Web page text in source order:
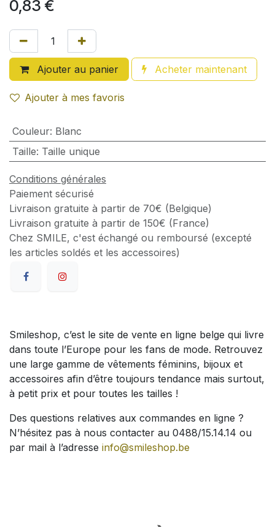
0,83 €
Ajouter au panier Acheter maintenant
Ajouter à mes favoris
Couleur: Blanc
Taille: Taille unique
Conditions générales
Paiement sécurisé
Livraison gratuite à partir de 70€ (Belgique)
Livraison gratuite à partir de 150€ (France)
Chez SMILE, c'est échangé ou remboursé (excepté
les articles soldés et les accessoires)
Smileshop, c’est le site de vente en ligne belge qui livre
dans toute l’Europe pour les fans de mode. Retrouvez
une large gamme de vêtements féminins, bijoux et
accessoires afin d’être toujours tendance mais surtout,
à petit prix et pour toutes les tailles !
Des questions relatives aux commandes en ligne ?
N’hésitez pas à nous contacter au 0488/15.14.14 ou
par mail à l’adresse info@smileshop.be